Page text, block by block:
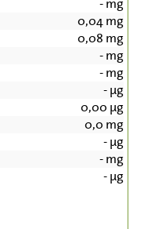
-mg
0,04mg
0,08 mg
-mg
-mg
-µg
0,00 µg
0,0 mg
-µg
-mg
-µg